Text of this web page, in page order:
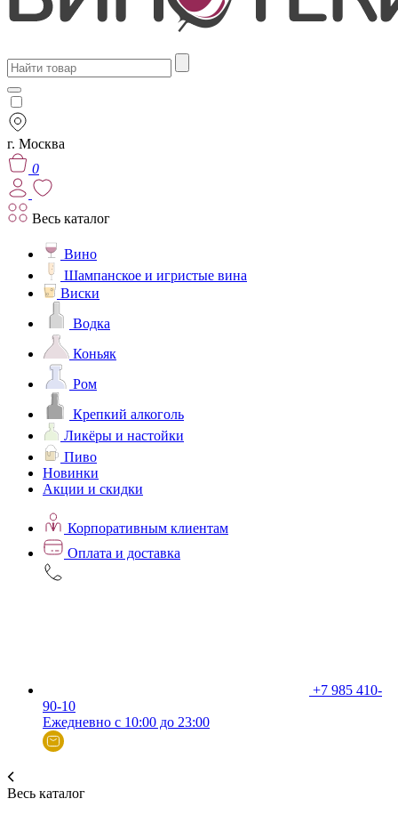
г. Москва
0
Весь каталог
Вино
Шампанское и игристые вина
Виски
Водка
Коньяк
Ром
Крепкий алкоголь
Ликёры и настойки
Пиво
Новинки
Акции и скидки
Корпоративным клиентам
Оплата и доставка
+7 985 410-
90-10
Ежедневно с 10:00 до 23:00
Весь каталог